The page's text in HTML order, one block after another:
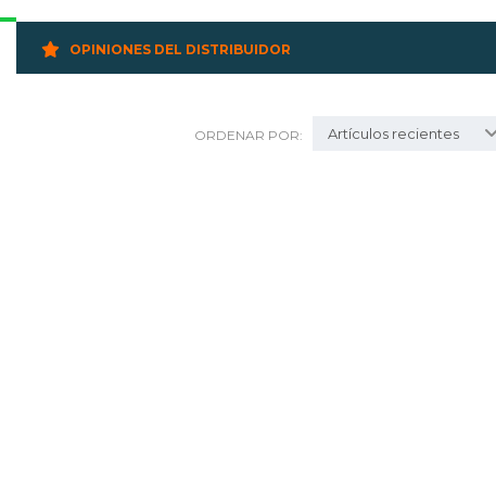
OPINIONES DEL DISTRIBUIDOR
ORDENAR POR: Artículos recientes